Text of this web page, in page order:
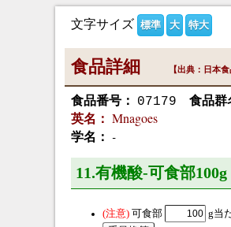
文字サイズ 標準 大 特大
食品詳細 【出典：日本
食品番号： 07179 食品群
英名： Mnagoes
学名： -
11.有機酸-可食部100g
可食部 g当